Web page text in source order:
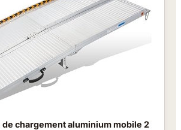
de chargement aluminium mobile 2